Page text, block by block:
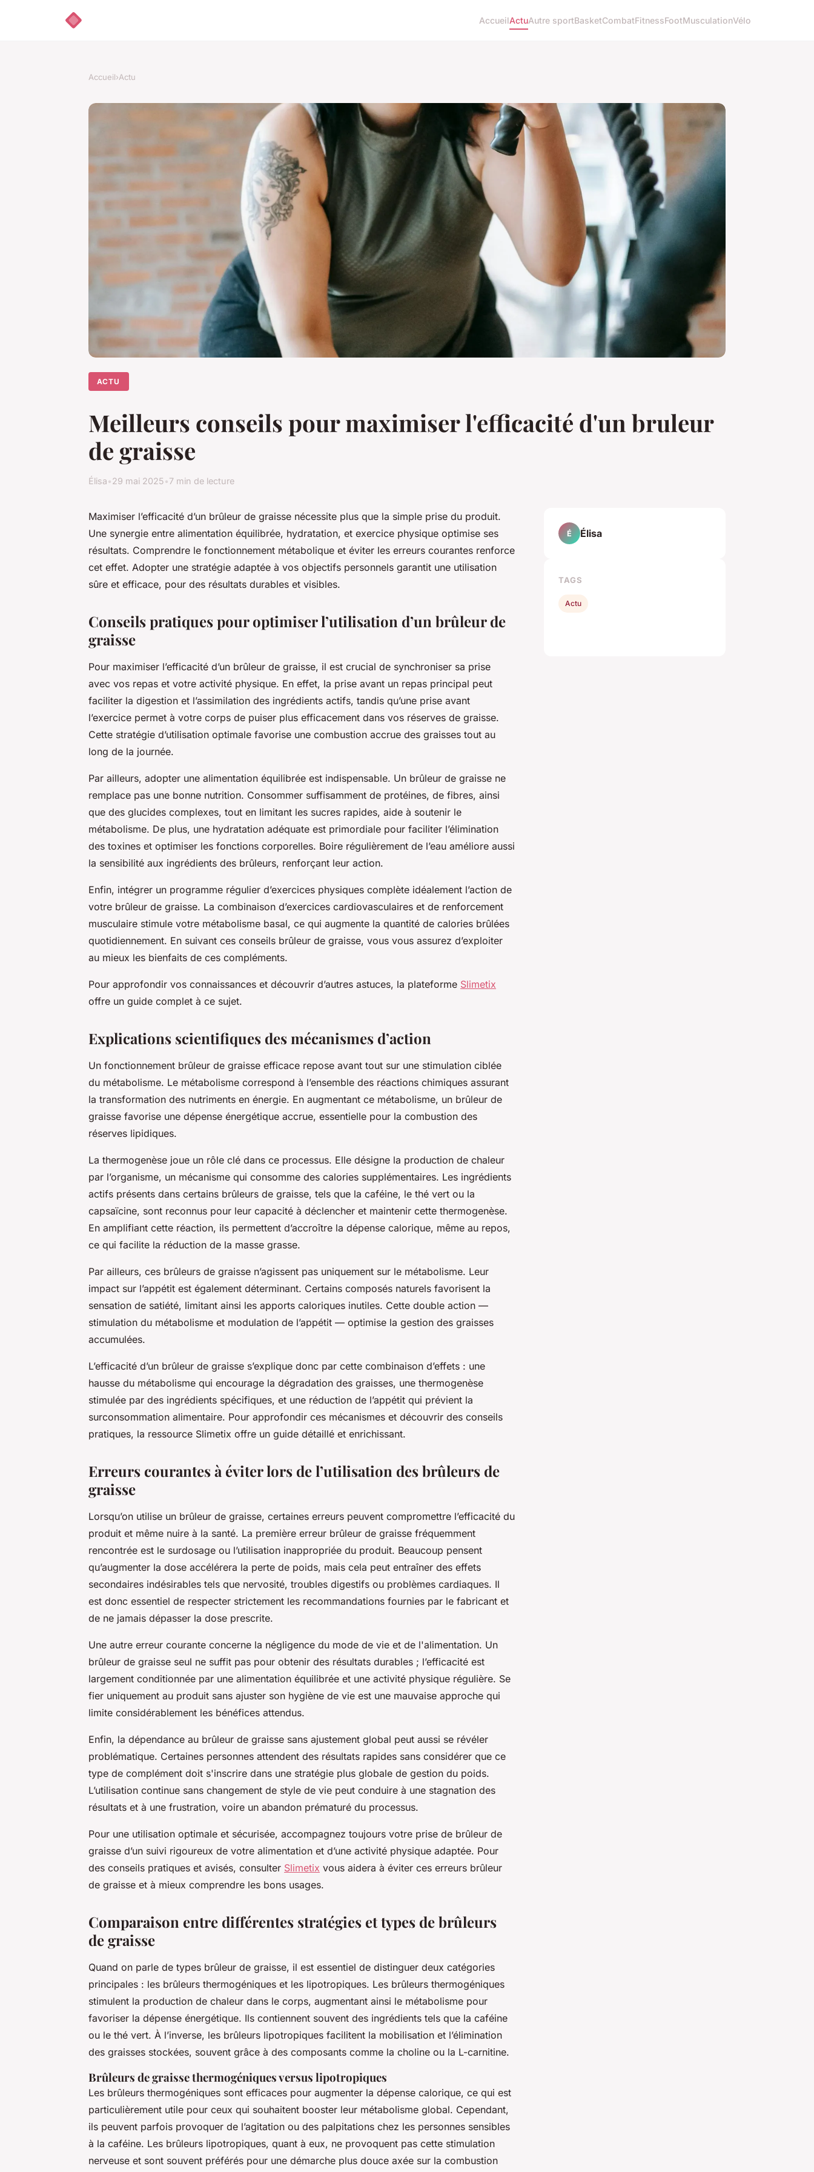
AccueilActuAutre sportBasketCombatFitnessFootMusculationVélo
Accueil›Actu
ACTU
Meilleurs conseils pour maximiser l'efficacité d'un bruleur
de graisse
Élisa•29 mai 2025•7 min de lecture
Maximiser l’efficacité d’un brûleur de graisse nécessite plus que la simple prise du produit.
Une synergie entre alimentation équilibrée, hydratation, et exercice physique optimise ses
résultats. Comprendre le fonctionnement métabolique et éviter les erreurs courantes renforce
cet effet. Adopter une stratégie adaptée à vos objectifs personnels garantit une utilisation
sûre et efficace, pour des résultats durables et visibles.
Conseils pratiques pour optimiser l’utilisation d’un brûleur de
graisse
Pour maximiser l’efficacité d’un brûleur de graisse, il est crucial de synchroniser sa prise
avec vos repas et votre activité physique. En effet, la prise avant un repas principal peut
faciliter la digestion et l’assimilation des ingrédients actifs, tandis qu’une prise avant
l’exercice permet à votre corps de puiser plus efficacement dans vos réserves de graisse.
Cette stratégie d’utilisation optimale favorise une combustion accrue des graisses tout au
long de la journée.
Par ailleurs, adopter une alimentation équilibrée est indispensable. Un brûleur de graisse ne
remplace pas une bonne nutrition. Consommer suffisamment de protéines, de fibres, ainsi
que des glucides complexes, tout en limitant les sucres rapides, aide à soutenir le
métabolisme. De plus, une hydratation adéquate est primordiale pour faciliter l’élimination
des toxines et optimiser les fonctions corporelles. Boire régulièrement de l’eau améliore aussi
la sensibilité aux ingrédients des brûleurs, renforçant leur action.
Enfin, intégrer un programme régulier d’exercices physiques complète idéalement l’action de
votre brûleur de graisse. La combinaison d’exercices cardiovasculaires et de renforcement
musculaire stimule votre métabolisme basal, ce qui augmente la quantité de calories brûlées
quotidiennement. En suivant ces conseils brûleur de graisse, vous vous assurez d’exploiter
au mieux les bienfaits de ces compléments.
Pour approfondir vos connaissances et découvrir d’autres astuces, la plateforme Slimetix
offre un guide complet à ce sujet.
Explications scientifiques des mécanismes d’action
Un fonctionnement brûleur de graisse efficace repose avant tout sur une stimulation ciblée
du métabolisme. Le métabolisme correspond à l’ensemble des réactions chimiques assurant
la transformation des nutriments en énergie. En augmentant ce métabolisme, un brûleur de
graisse favorise une dépense énergétique accrue, essentielle pour la combustion des
réserves lipidiques.
La thermogenèse joue un rôle clé dans ce processus. Elle désigne la production de chaleur
par l’organisme, un mécanisme qui consomme des calories supplémentaires. Les ingrédients
actifs présents dans certains brûleurs de graisse, tels que la caféine, le thé vert ou la
capsaïcine, sont reconnus pour leur capacité à déclencher et maintenir cette thermogenèse.
En amplifiant cette réaction, ils permettent d’accroître la dépense calorique, même au repos,
ce qui facilite la réduction de la masse grasse.
Par ailleurs, ces brûleurs de graisse n’agissent pas uniquement sur le métabolisme. Leur
impact sur l’appétit est également déterminant. Certains composés naturels favorisent la
sensation de satiété, limitant ainsi les apports caloriques inutiles. Cette double action —
stimulation du métabolisme et modulation de l’appétit — optimise la gestion des graisses
accumulées.
L’efficacité d’un brûleur de graisse s’explique donc par cette combinaison d’effets : une
hausse du métabolisme qui encourage la dégradation des graisses, une thermogenèse
stimulée par des ingrédients spécifiques, et une réduction de l’appétit qui prévient la
surconsommation alimentaire. Pour approfondir ces mécanismes et découvrir des conseils
pratiques, la ressource Slimetix offre un guide détaillé et enrichissant.
Erreurs courantes à éviter lors de l’utilisation des brûleurs de
graisse
Lorsqu’on utilise un brûleur de graisse, certaines erreurs peuvent compromettre l’efficacité du
produit et même nuire à la santé. La première erreur brûleur de graisse fréquemment
rencontrée est le surdosage ou l’utilisation inappropriée du produit. Beaucoup pensent
qu’augmenter la dose accélérera la perte de poids, mais cela peut entraîner des effets
secondaires indésirables tels que nervosité, troubles digestifs ou problèmes cardiaques. Il
est donc essentiel de respecter strictement les recommandations fournies par le fabricant et
de ne jamais dépasser la dose prescrite.
Une autre erreur courante concerne la négligence du mode de vie et de l'alimentation. Un
brûleur de graisse seul ne suffit pas pour obtenir des résultats durables ; l’efficacité est
largement conditionnée par une alimentation équilibrée et une activité physique régulière. Se
fier uniquement au produit sans ajuster son hygiène de vie est une mauvaise approche qui
limite considérablement les bénéfices attendus.
Enfin, la dépendance au brûleur de graisse sans ajustement global peut aussi se révéler
problématique. Certaines personnes attendent des résultats rapides sans considérer que ce
type de complément doit s'inscrire dans une stratégie plus globale de gestion du poids.
L’utilisation continue sans changement de style de vie peut conduire à une stagnation des
résultats et à une frustration, voire un abandon prématuré du processus.
Pour une utilisation optimale et sécurisée, accompagnez toujours votre prise de brûleur de
graisse d’un suivi rigoureux de votre alimentation et d’une activité physique adaptée. Pour
des conseils pratiques et avisés, consulter Slimetix vous aidera à éviter ces erreurs brûleur
de graisse et à mieux comprendre les bons usages.
Comparaison entre différentes stratégies et types de brûleurs
de graisse
Quand on parle de types brûleur de graisse, il est essentiel de distinguer deux catégories
principales : les brûleurs thermogéniques et les lipotropiques. Les brûleurs thermogéniques
stimulent la production de chaleur dans le corps, augmentant ainsi le métabolisme pour
favoriser la dépense énergétique. Ils contiennent souvent des ingrédients tels que la caféine
ou le thé vert. À l’inverse, les brûleurs lipotropiques facilitent la mobilisation et l’élimination
des graisses stockées, souvent grâce à des composants comme la choline ou la L-carnitine.
Brûleurs de graisse thermogéniques versus lipotropiques
Les brûleurs thermogéniques sont efficaces pour augmenter la dépense calorique, ce qui est
particulièrement utile pour ceux qui souhaitent booster leur métabolisme global. Cependant,
ils peuvent parfois provoquer de l’agitation ou des palpitations chez les personnes sensibles
à la caféine. Les brûleurs lipotropiques, quant à eux, ne provoquent pas cette stimulation
nerveuse et sont souvent préférés pour une démarche plus douce axée sur la combustion
É Élisa
TAGS
Actu